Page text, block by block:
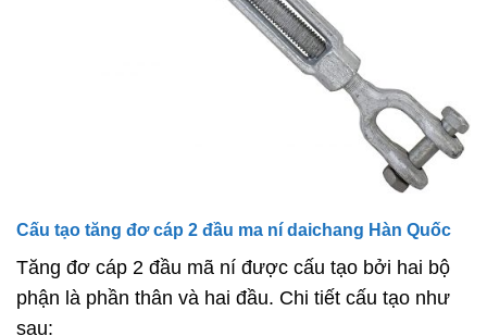
Cấu tạo tăng đơ cáp 2 đầu ma ní daichang Hàn Quốc
Tăng đơ cáp 2 đầu mã ní được cấu tạo bởi hai bộ
phận là phần thân và hai đầu. Chi tiết cấu tạo như
sau: